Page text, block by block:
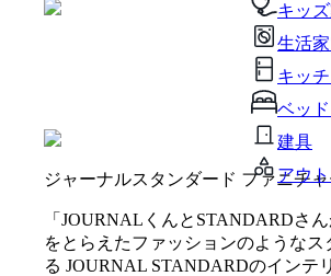
キッ
生活
キッ
ベッ
建具
アウ
ジャーナルスタンダード ファニチ
「JOURNALくんとSTANDARDさ
をとらえたファッションのようなス
る JOURNAL STANDARDのインテ